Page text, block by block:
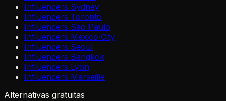
Influencers Sydney
Influencers Toronto
Influencers São Paulo
Influencers Mexico City
Influencers Seoul
Influencers Bangkok
Influencers Lyon
Influencers Marseille
Alternativas gratuitas